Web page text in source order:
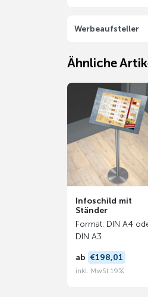
Werbeaufsteller
Ähnliche
Infoschild mit
Ständer
Format: DIN A4
DIN A3
ab €198,01
inkl. MwSt 19%